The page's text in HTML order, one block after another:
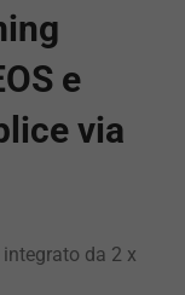
e
via
da 2 x